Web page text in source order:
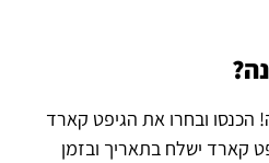
הכנסו ובחרו את הגיפט קארד
קארד ישלח בתאריך ובזמן